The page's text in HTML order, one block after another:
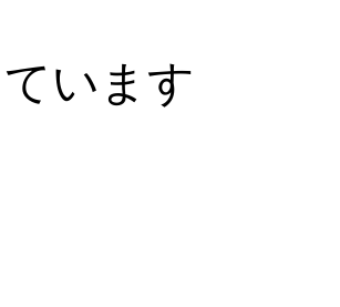
います